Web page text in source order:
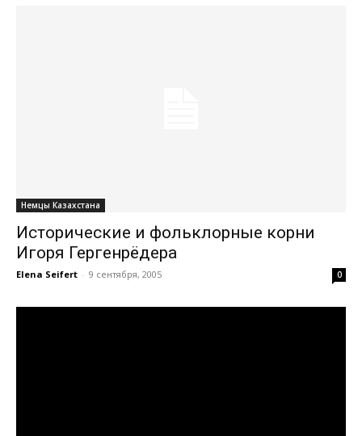
Немцы Казахстана
Исторические и фольклорные корни
Игоря Гергенрёдера
Elena Seifert - 9 сентября, 2005 0